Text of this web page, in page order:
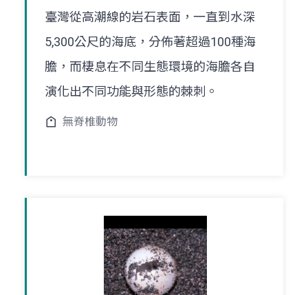
臺灣從高潮線的岩石表面，一直到水深
5,300公尺的海底，分佈著超過100種海
膽，而棲息在不同生態環境的海膽各自
演化出不同功能與形態的棘刺。
無脊椎動物